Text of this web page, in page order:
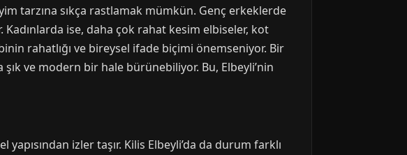
tarzına sıkça rastlamak mümkün. Genç erkeklerde
ise, daha çok rahat kesim elbiseler, kot
rahatlığı ve bireysel ifade biçimi önemseniyor. Bir
ve modern bir hale bürünebiliyor. Bu, Elbeyli’nin
izler taşır. Kilis Elbeyli’da da durum farklı